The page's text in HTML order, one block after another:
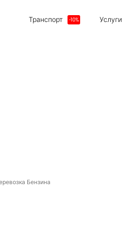
Транспорт Услуги
Бензина